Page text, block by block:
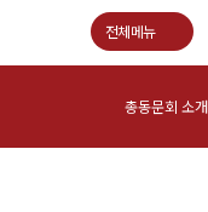
전체메뉴
총동문회 소개